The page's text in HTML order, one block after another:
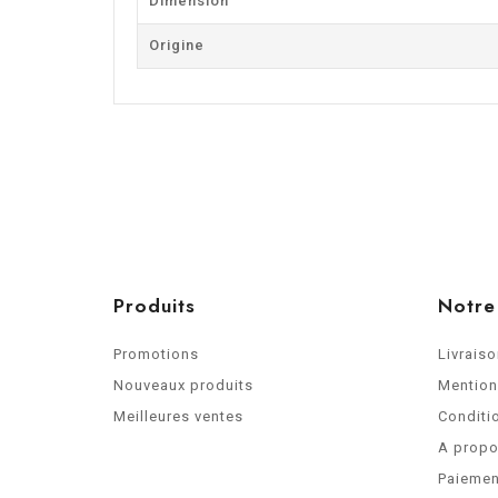
Origine
Produits
Promotions
Nouveaux produits
Meilleures ventes
A